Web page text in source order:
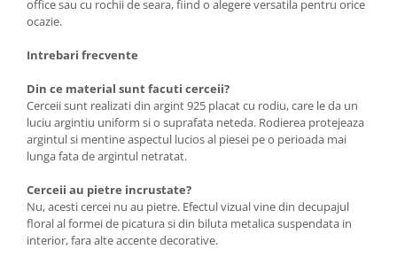
office sau cu rochii de seara, fiind o alegere versatila pentru orice
ocazie.
Intrebari frecvente
Din ce material sunt facuti cerceii?
Cerceii sunt realizati din argint 925 placat cu rodiu, care le da un
luciu argintiu uniform si o suprafata neteda. Rodierea protejeaza
argintul si mentine aspectul lucios al piesei pe o perioada mai
lunga fata de argintul netratat.
Cerceii au pietre incrustate?
Nu, acesti cercei nu au pietre. Efectul vizual vine din decupajul
floral al formei de picatura si din biluta metalica suspendata in
interior, fara alte accente decorative.